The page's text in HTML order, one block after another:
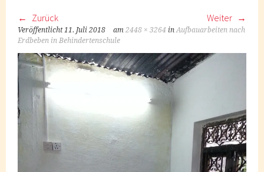
Zurück Weiter
Veröffentlicht11. Juli 2018 am2448 × 3264 inAufbauarbeiten nach
Erdbeben in Behindertenschule